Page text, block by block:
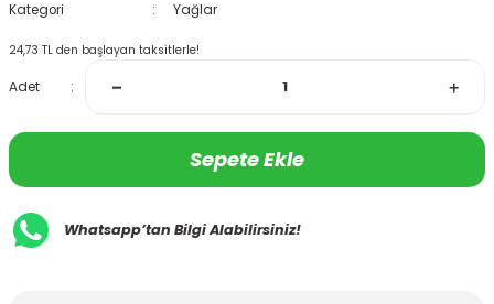
Kategori
Yağlar
24,73 TL den başlayan taksitlerle!
Adet
Sepete Ekle
Whatsapp’tan Bilgi Alabilirsiniz!